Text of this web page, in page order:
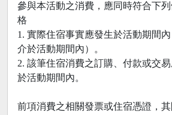
參與本活動之消費，應同時符合下
格
1. 實際住宿事實應發生於活動期間
介於活動期間內）。
2. 該筆住宿消費之訂購、付款或交
於活動期間內。
前項消費之相關發票或住宿憑證，